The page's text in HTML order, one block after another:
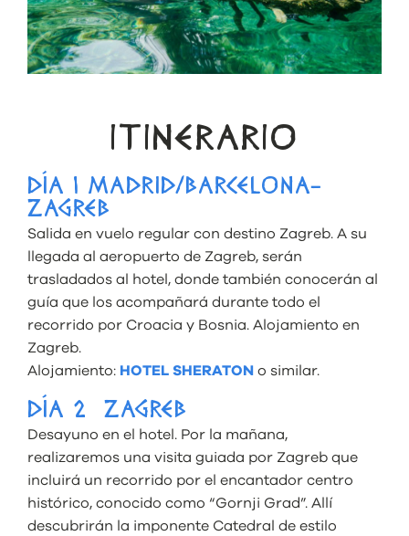
ITINERARIO
DÍA 1 MADRID/BARCELONA-
ZAGREB
Salida en vuelo regular con destino Zagreb. A su
llegada al aeropuerto de Zagreb, serán
trasladados al hotel, donde también conocerán al
guía que los acompañará durante todo el
recorrido por Croacia y Bosnia. Alojamiento en
Zagreb.
Alojamiento: HOTEL SHERATON o similar.
DÍA 2 ZAGREB
Desayuno en el hotel. Por la mañana,
realizaremos una visita guiada por Zagreb que
incluirá un recorrido por el encantador centro
histórico, conocido como “Gornji Grad”. Allí
descubrirán la imponente Catedral de estilo